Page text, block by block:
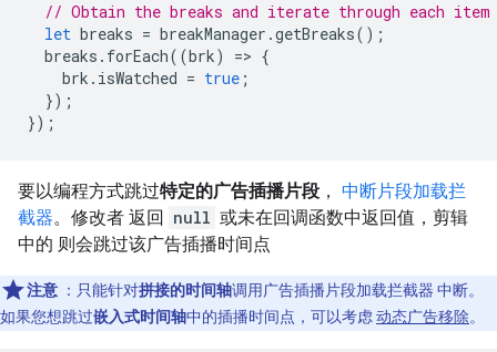
// Obtain the breaks and iterate through each
let breaks = breakManager .getBreaks();
breaks . forEach((brk) => {
brk . isWatched = true ;
});
});
要以编程方式跳过特定的广告插播片段 ， 中断片段加载拦
截器。修改者 返回 null 或未在回调函数中返回值，剪辑
中的 则会跳过该广告插播时间点
注意 ：只能针对拼接的时间轴调用广告插播片段加载拦截器 中断。
如果您想跳过嵌入式时间轴中的插播时间点，可以考虑动态广告移除。